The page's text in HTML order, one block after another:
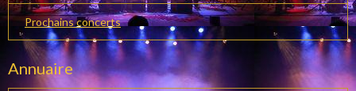
Prochains concerts
Annuaire